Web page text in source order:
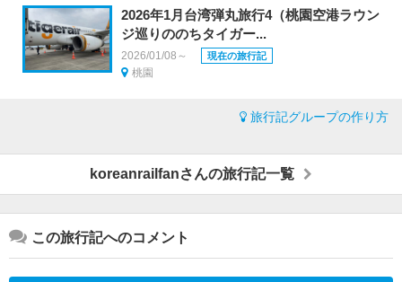
2026年1月台湾弾丸旅行4（桃園空港ラウン
ジ巡りののちタイガー...
2026/01/08～ 現在の旅行記
桃園
旅行記グループの作り方
koreanrailfanさんの旅行記一覧
この旅行記へのコメント